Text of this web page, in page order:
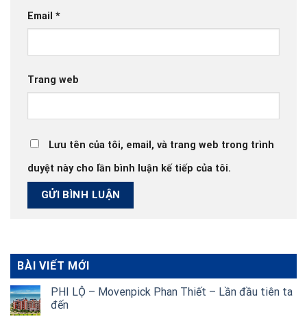
Email *
Trang web
Lưu tên của tôi, email, và trang web trong trình
duyệt này cho lần bình luận kế tiếp của tôi.
BÀI VIẾT MỚI
PHI LỘ – Movenpick Phan Thiết – Lần đầu tiên ta
đến